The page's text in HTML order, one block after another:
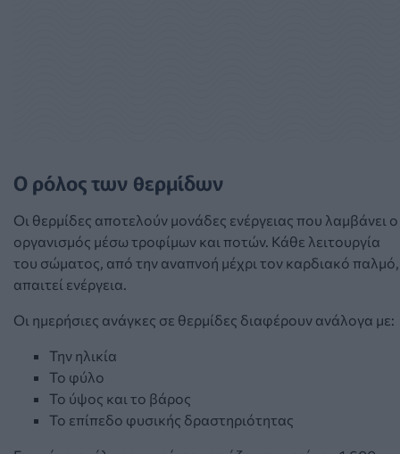
Ο ρόλος των θερμίδων
Οι θερμίδες αποτελούν μονάδες ενέργειας που λαμβάνει ο
οργανισμός μέσω τροφίμων και ποτών. Κάθε λειτουργία
του σώματος, από την αναπνοή μέχρι τον καρδιακό παλμό,
απαιτεί ενέργεια.
Οι ημερήσιες ανάγκες σε θερμίδες διαφέρουν ανάλογα με:
Την ηλικία
Το φύλο
Το ύψος και το βάρος
Το επίπεδο φυσικής δραστηριότητας